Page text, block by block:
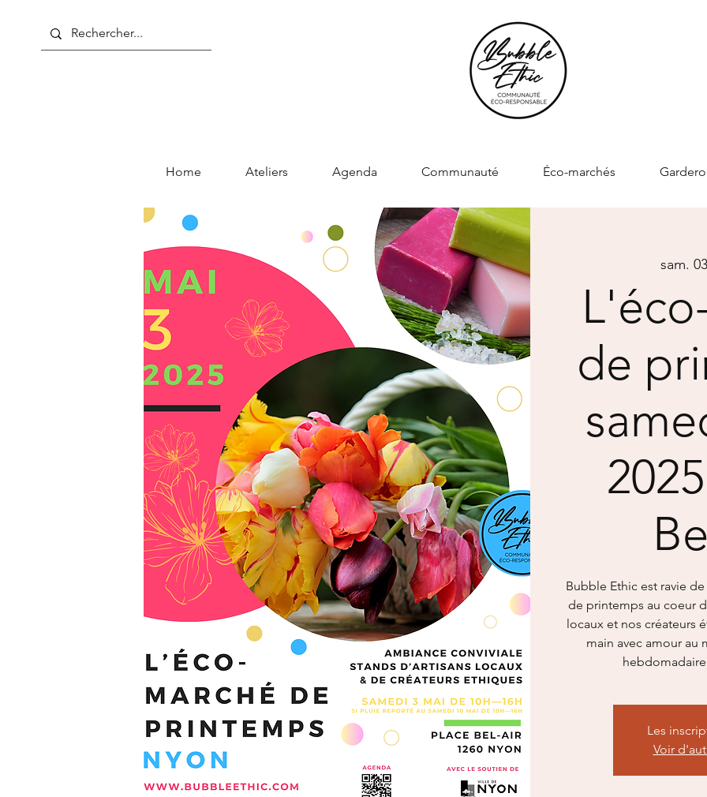
Home Ateliers Agenda Communauté Éco-marchés
sam.
de
Bubble Ethic est ravie
de printemps au coeur
locaux et nos créateurs
main avec amour au
Les
Voir